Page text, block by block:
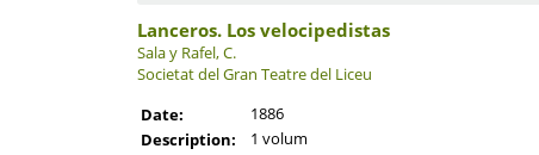
Lanceros. Los velocipedistas
Sala y Rafel, C.
Societat del Gran Teatre del Liceu
Date:
1886
Description:
1 volum